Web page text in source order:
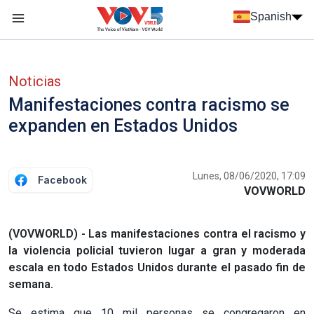
Spanish
Noticias
Manifestaciones contra racismo se
expanden en Estados Unidos
Facebook Lunes, 08/06/2020, 17:09
VOVWORLD
(VOVWORLD) - Las manifestaciones contra el racismo y
la violencia policial tuvieron lugar a gran y moderada
escala en todo Estados Unidos durante el pasado fin de
semana.